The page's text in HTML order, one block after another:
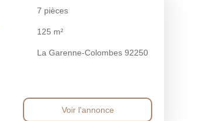
7 pièces
125 m²
La Garenne-Colombes 92250
Voir l'annonce